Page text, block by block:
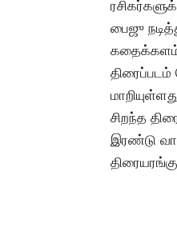
பைஜு
திரைப்படம்
சிறந்த
இரண்டு